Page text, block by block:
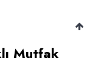
Mutfak